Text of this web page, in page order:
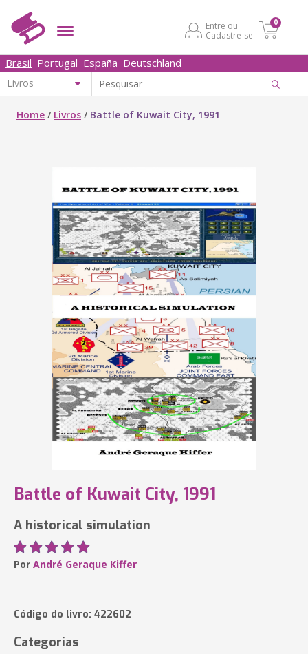
Entre ou
Cadastre-se
0
Brasil Portugal España Deutschland
Home / Livros / Battle of Kuwait City, 1991
Battle of Kuwait City, 1991
A historical simulation
Por André Geraque Kiffer
Código do livro: 422602
Categorias